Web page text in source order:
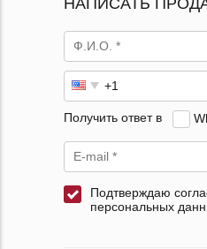
Получить ответ в
Подтверждаю
персональных